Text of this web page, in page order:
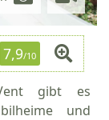
7,9/10
gibt es
und